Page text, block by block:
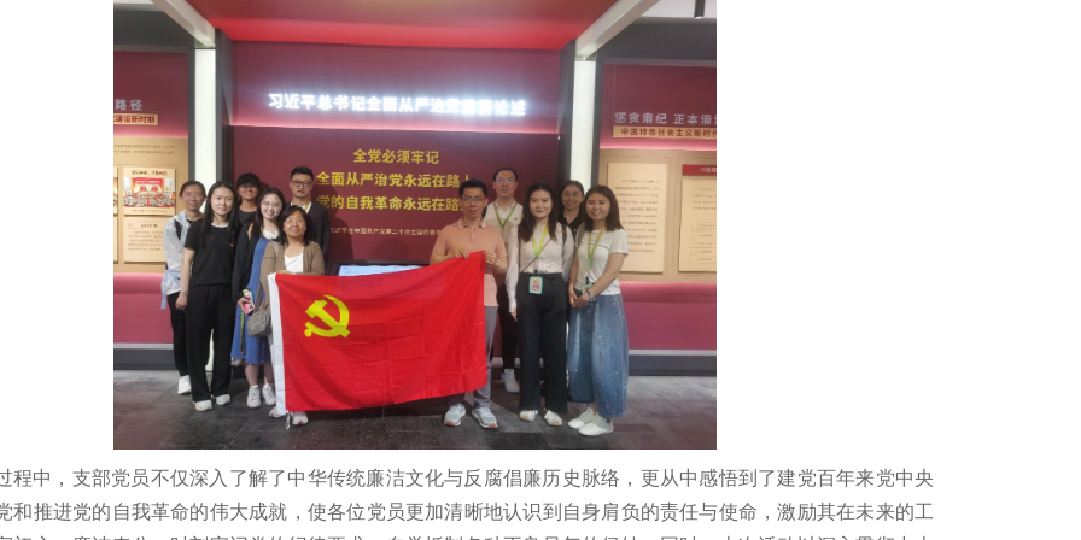
程中，支部党员不仅深入了解了中华传统廉洁文化与反腐倡廉历史脉络，更从中感悟到了建党百年来党中央
和推进党的自我革命的伟大成就，使各位党员更加清晰地认识到自身肩负的责任与使命，激励其在未来的工